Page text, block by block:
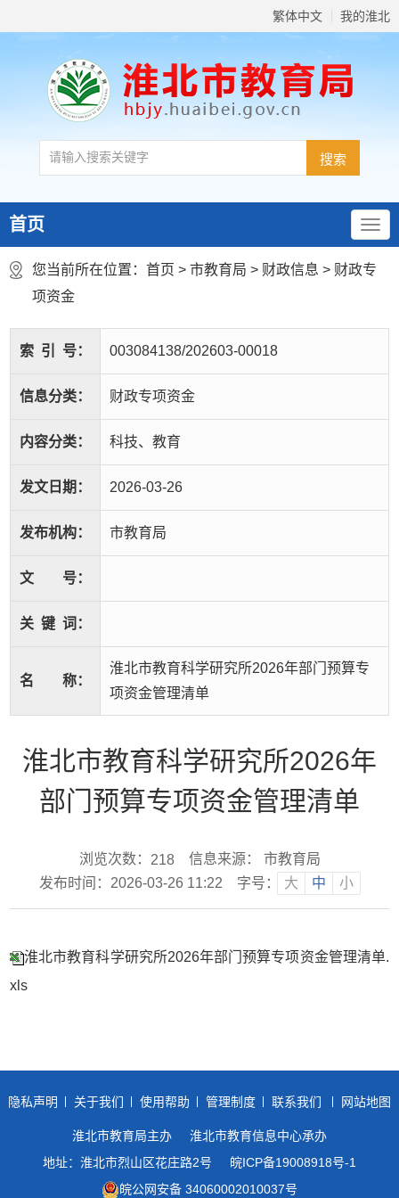
繁体中文 我的淮北
首页
您当前所在位置： 首页 > 市教育局 > 财政信息 > 财政专
项资金
索 引 号： 003084138/202603-00018
信息分类： 财政专项资金
内容分类： 科技、教育
发文日期： 2026-03-26
发布机构： 市教育局
文 号：
关 键 词：
名 称：
淮北市教育科学研究所2026年部门预算专
项资金管理清单
淮北市教育科学研究所2026年
部门预算专项资金管理清单
浏览次数： 218
信息来源： 市教育局
发布时间：2026-03-26 11:22
字号： 大 中 小
淮北市教育科学研究所2026年部门预算专项资金管理清单.
xls
隐私声明 关于我们 使用帮助 管理制度 联系我们 网站地图
淮北市教育局主办
淮北市教育信息中心承办
地址：淮北市烈山区花庄路2号
皖ICP备19008918号-1
皖公网安备 34060002010037号